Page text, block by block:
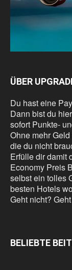
ÜBER
Du hast eine
Dann bist du
sofort Punkte-
Ohne mehr
die du nicht
Erfülle dir damit
Economy Preis
selbst ein tolles
besten Hotels
Geht nicht?
BELIEBTE